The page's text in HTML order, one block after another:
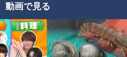
動画で見る